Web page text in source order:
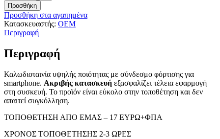
Προσθήκη
Προσθήκη στα αγαπημένα
Κατασκευαστής: OEM
Περιγραφή
Περιγραφή
Καλωδιοταινία υψηλής ποιότητας με σύνδεσμο φόρτισης για
smartphone. Ακριβής κατασκευή εξασφαλίζει τέλεια εφαρμογή
στη συσκευή. Το προϊόν είναι εύκολο στην τοποθέτηση και δεν
απαιτεί συγκόλληση.
ΤΟΠΟΘΕΤΗΣΗ ΑΠΟ ΕΜΑΣ – 17 ΕΥΡΩ+ΦΠΑ
ΧΡΟΝΟΣ ΤΟΠΟΘΕΤΗΣΗΣ 2-3 ΩΡΕΣ